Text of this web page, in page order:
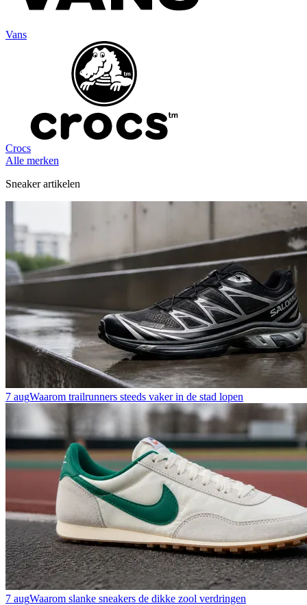
Vans
Crocs
Alle merken
Sneaker artikelen
7 augWaarom trailrunners steeds vaker in de stad lopen
7 augWaarom slanke sneakers de dikke zool verdringen